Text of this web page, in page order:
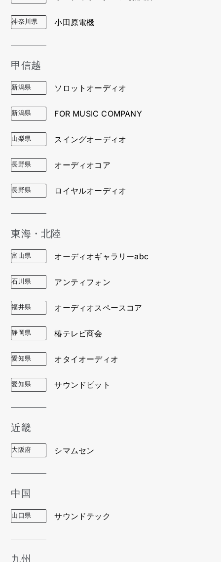
神奈川県 小田原電機
甲信越
新潟県 ソロットオーディオ
新潟県 FOR MUSIC COMPANY
山梨県 スイングオーディオ
長野県 オーディオコア
長野県 ロイヤルオーディオ
東海・北陸
富山県 オーディオギャラリーabc
石川県 アンティフォン
福井県 オーディオスペースコア
静岡県 椿テレビ商会
愛知県 オタイオーディオ
愛知県 サウンドピット
近畿
大阪府 シマムセン
中国
山口県 サウンドテック
九州